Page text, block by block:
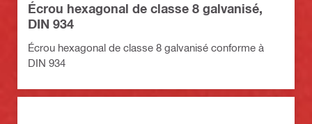
Écrou hexagonal de classe 8 galvanisé,
DIN 934
Écrou hexagonal de classe 8 galvanisé conforme à
DIN 934